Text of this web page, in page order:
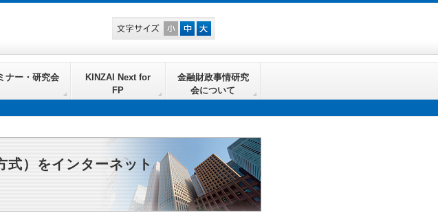
ナー・研究会
KINZAI Next for
FP
金融財政事情研究
会について
式）をインターネット